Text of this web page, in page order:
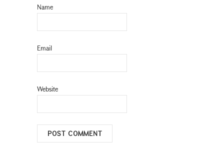
Name
Email
Website